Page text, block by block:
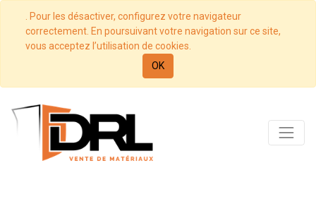
. Pour les désactiver, configurez votre navigateur
correctement. En poursuivant votre navigation sur ce site,
vous acceptez l’utilisation de cookies.
OK